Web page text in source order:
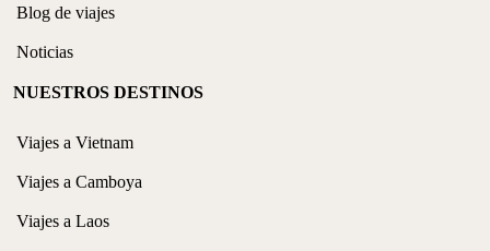
Blog de viajes
Noticias
NUESTROS DESTINOS
Viajes a Vietnam
Viajes a Camboya
Viajes a Laos